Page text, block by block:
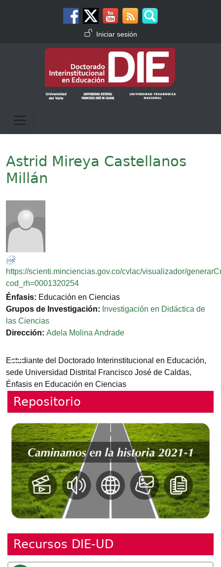
Menú de cuenta de usuario
Iniciar sesión
Astrid Mireya Castellanos
Millán
https://scienti.minciencias.gov.co/cvlac/visualizador/
cod_rh=0001320254
Énfasis: Educación en Ciencias
Grupos de Investigación: Investigación en Didáctica de
las Ciencias
Dirección: Adela Molina Andrade
Estudiante del Doctorado Interinstitucional en Educación,
sede Universidad Distrital Francisco José de Caldas,
Énfasis en Educación en Ciencias
Repositorio
Recursos DIE-UD